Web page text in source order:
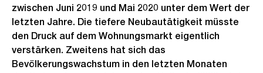
zwischen Juni 2019 und Mai 2020 unter dem Wert der
letzten Jahre. Die tiefere Neubautätigkeit müsste
den Druck auf dem Wohnungsmarkt eigentlich
verstärken. Zweitens hat sich das
Bevölkerungswachstum in den letzten Monaten